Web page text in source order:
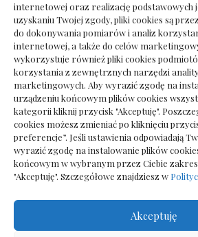
internetowej oraz realizację podstawowych
uzyskaniu Twojej zgody, pliki cookies są
do dokonywania pomiarów i analiz
internetowej, a także do celów
wykorzystuje również pliki cookies
korzystania z zewnętrznych narzędzi
marketingowych. Aby wyrazić zgodę na
urządzeniu końcowym plików cookies
kategorii kliknij przycisk "Akceptuję".
cookies możesz zmieniać po kliknięciu
preferencje”. Jeśli ustawienia odpowiadają
wyrazić zgodę na instalowanie plików
końcowym w wybranym przez Ciebie
"Akceptuję". Szczegółowe znajdziesz w
Akceptuję
Deska podłogowa do
pośpiechu